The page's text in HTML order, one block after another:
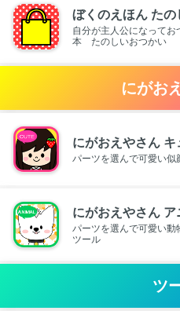
ぼくのえほん たの
自分が主人公になってお
本 たのしいおつかい
にがお
にがおえやさん キ
パーツを選んで可愛い似
にがおえやさん ア
パーツを選んで可愛い動
ツール
ツ